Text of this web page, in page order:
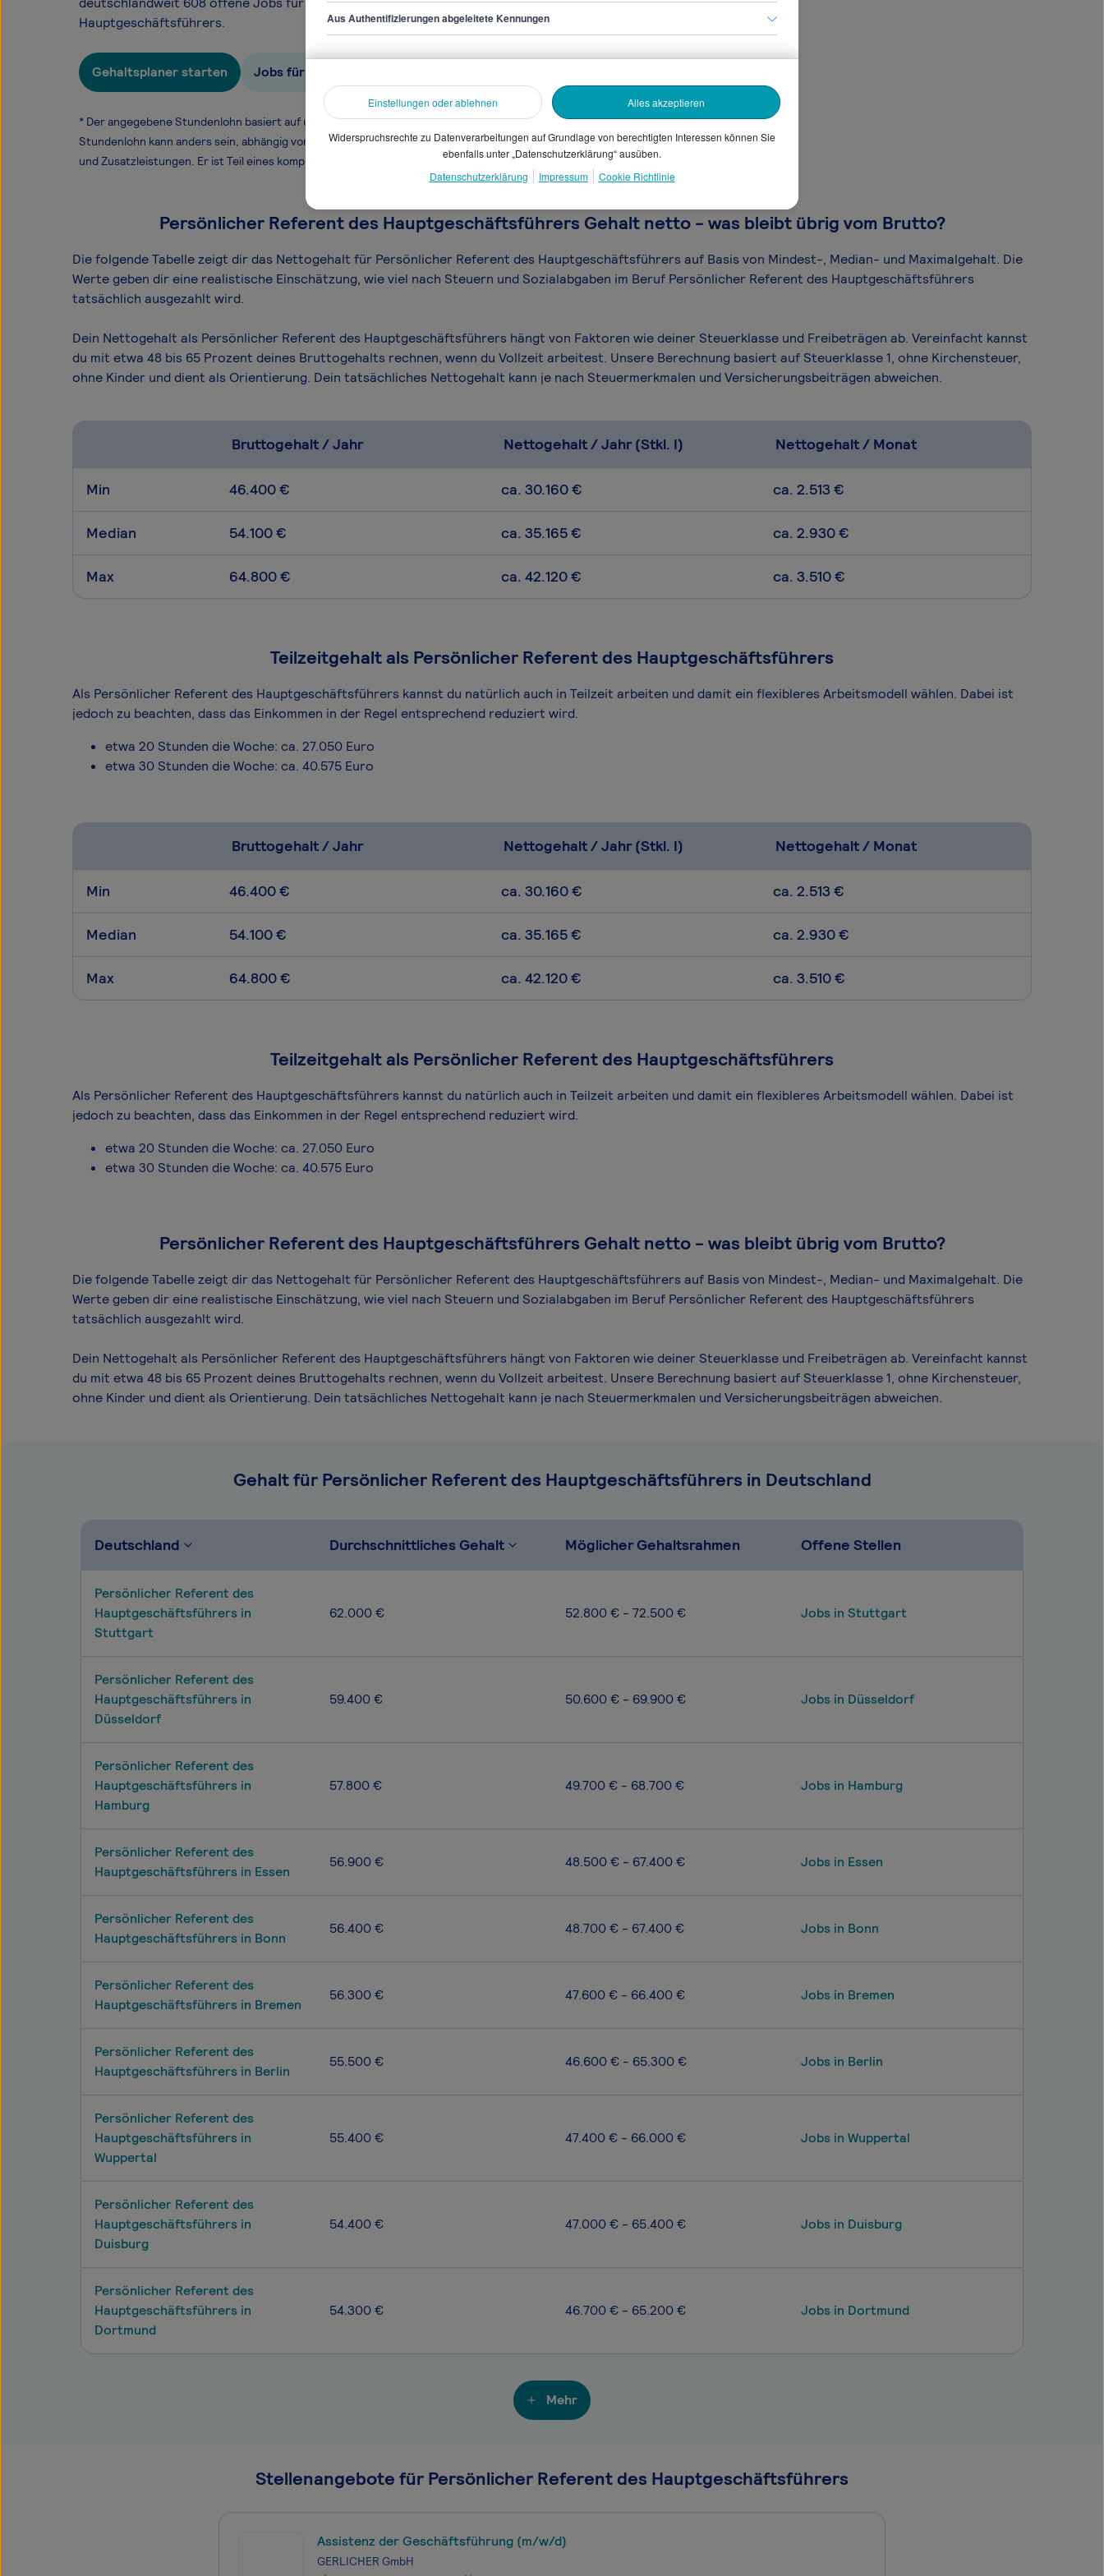
Hauptgeschäftsführers.
Gehaltsplaner starten Jobs für Persönlicher Referent des Hauptgeschäftsführers
* Der angegebene Stundenlohn basiert auf unseren gesammelten Daten. Dein
Stundenlohn kann anders sein, abhängig von Überstunden, Branche, Selbstständigkeit
und Zusatzleistungen. Er ist Teil eines komplexen Vergütungssystems.
Persönlicher Referent des Hauptgeschäftsführers Gehalt netto - was bleibt übrig vom Brutto?
Die folgende Tabelle zeigt dir das Netto­gehalt für Persönlicher Referent des Hauptgeschäftsführers auf Basis von Mindest-, Median- und Maximal­gehalt. Die
Werte geben dir eine realistische Einschätzung, wie viel nach Steuern und Sozialabgaben im Beruf Persönlicher Referent des Hauptgeschäftsführers
tatsächlich ausgezahlt wird.
Dein Nettogehalt als Persönlicher Referent des Hauptgeschäftsführers hängt von Faktoren wie deiner Steuerklasse und Freibeträgen ab. Vereinfacht kannst
du mit etwa 48 bis 65 Prozent deines Bruttogehalts rechnen, wenn du Vollzeit arbeitest. Unsere Berechnung basiert auf Steuerklasse 1, ohne Kirchensteuer,
ohne Kinder und dient als Orientierung. Dein tatsächliches Nettogehalt kann je nach Steuermerkmalen und Versicherungsbeiträgen abweichen.
Bruttogehalt / Jahr Nettogehalt / Jahr (Stkl. I) Nettogehalt / Monat
Min 46.400 € ca. 30.160 € ca. 2.513 €
Median 54.100 € ca. 35.165 € ca. 2.930 €
Max 64.800 € ca. 42.120 € ca. 3.510 €
Teilzeitgehalt als Persönlicher Referent des Hauptgeschäftsführers
Als Persönlicher Referent des Hauptgeschäftsführers kannst du natürlich auch in Teilzeit arbeiten und damit ein flexibleres Arbeitsmodell wählen. Dabei ist
jedoch zu beachten, dass das Einkommen in der Regel entsprechend reduziert wird.
etwa 20 Stunden die Woche: ca. 27.050 Euro
etwa 30 Stunden die Woche: ca. 40.575 Euro
Bruttogehalt / Jahr Nettogehalt / Jahr (Stkl. I) Nettogehalt / Monat
Min 46.400 € ca. 30.160 € ca. 2.513 €
Median 54.100 € ca. 35.165 € ca. 2.930 €
Max 64.800 € ca. 42.120 € ca. 3.510 €
Teilzeitgehalt als Persönlicher Referent des Hauptgeschäftsführers
Als Persönlicher Referent des Hauptgeschäftsführers kannst du natürlich auch in Teilzeit arbeiten und damit ein flexibleres Arbeitsmodell wählen. Dabei ist
jedoch zu beachten, dass das Einkommen in der Regel entsprechend reduziert wird.
etwa 20 Stunden die Woche: ca. 27.050 Euro
etwa 30 Stunden die Woche: ca. 40.575 Euro
Persönlicher Referent des Hauptgeschäftsführers Gehalt netto - was bleibt übrig vom Brutto?
Die folgende Tabelle zeigt dir das Netto­gehalt für Persönlicher Referent des Hauptgeschäftsführers auf Basis von Mindest-, Median- und Maximal­gehalt. Die
Werte geben dir eine realistische Einschätzung, wie viel nach Steuern und Sozialabgaben im Beruf Persönlicher Referent des Hauptgeschäftsführers
tatsächlich ausgezahlt wird.
Dein Nettogehalt als Persönlicher Referent des Hauptgeschäftsführers hängt von Faktoren wie deiner Steuerklasse und Freibeträgen ab. Vereinfacht kannst
du mit etwa 48 bis 65 Prozent deines Bruttogehalts rechnen, wenn du Vollzeit arbeitest. Unsere Berechnung basiert auf Steuerklasse 1, ohne Kirchensteuer,
ohne Kinder und dient als Orientierung. Dein tatsächliches Nettogehalt kann je nach Steuermerkmalen und Versicherungsbeiträgen abweichen.
Gehalt für Persönlicher Referent des Hauptgeschäftsführers in Deutschland
Deutschland Durchschnittliches Gehalt Möglicher Gehaltsrahmen Offene Stellen
Persönlicher Referent des
Hauptgeschäftsführers in
Stuttgart
62.000 € 52.800 € - 72.500 € Jobs in Stuttgart
Persönlicher Referent des
Hauptgeschäftsführers in
Düsseldorf
59.400 € 50.600 € - 69.900 € Jobs in Düsseldorf
Persönlicher Referent des
Hauptgeschäftsführers in
Hamburg
57.800 € 49.700 € - 68.700 € Jobs in Hamburg
Persönlicher Referent des
Hauptgeschäftsführers in Essen
56.900 € 48.500 € - 67.400 € Jobs in Essen
Persönlicher Referent des
Hauptgeschäftsführers in Bonn
56.400 € 48.700 € - 67.400 € Jobs in Bonn
Persönlicher Referent des
Hauptgeschäftsführers in Bremen
56.300 € 47.600 € - 66.400 € Jobs in Bremen
Persönlicher Referent des
Hauptgeschäftsführers in Berlin
55.500 € 46.600 € - 65.300 € Jobs in Berlin
Persönlicher Referent des
Hauptgeschäftsführers in
Wuppertal
55.400 € 47.400 € - 66.000 € Jobs in Wuppertal
Persönlicher Referent des
Hauptgeschäftsführers in
Duisburg
54.400 € 47.000 € - 65.400 € Jobs in Duisburg
Persönlicher Referent des
Hauptgeschäftsführers in
Dortmund
54.300 € 46.700 € - 65.200 € Jobs in Dortmund
Mehr
Stellenangebote für Persönlicher Referent des Hauptgeschäftsführers
Assistenz der Geschäftsführung (m/w/d)
GERLICHER GmbH
Aus Authentifizierungen abgeleitete Kennungen
Einstellungen oder ablehnen Alles akzeptieren
Widerspruchsrechte zu Datenverarbeitungen auf Grundlage von berechtigten Interessen können Sie
ebenfalls unter „Datenschutzerklärung“ ausüben.
Datenschutzerklärung
Impressum Cookie Richtlinie